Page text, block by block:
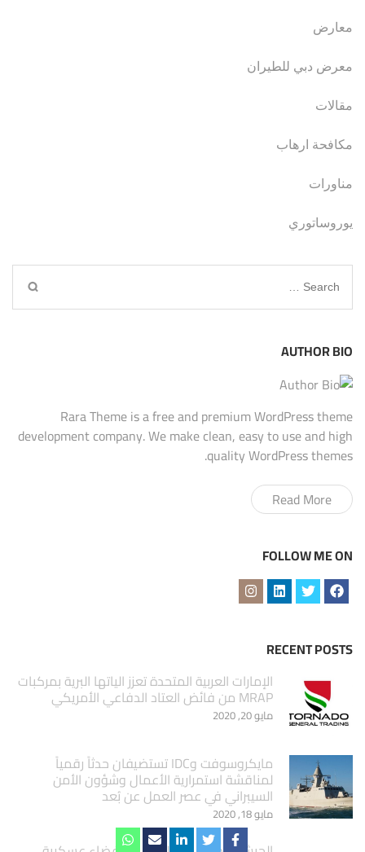
معارض
معرض دبي للطيران
مقالات
مكافحة ارهاب
مناورات
يوروساتوري
Search
for:
AUTHOR BIO
Rara Theme is a free and premium WordPress theme
development company. We make clean, easy to use and high
quality WordPress themes.
Read More
FOLLOW ME ON
RECENT POSTS
الإمارات العربية المتحدة تعزز الياتها البرية بمركبات
MRAP من فائض العتاد الدفاعي الأمريكي
مايو 20, 2020
مايكروسوفت وIDC تستضيفان حدثاً رقمياً
لمناقشة استمرارية الأعمال وشؤون الأمن
السيبراني في عصر العمل عن بُعد
مايو 18, 2020